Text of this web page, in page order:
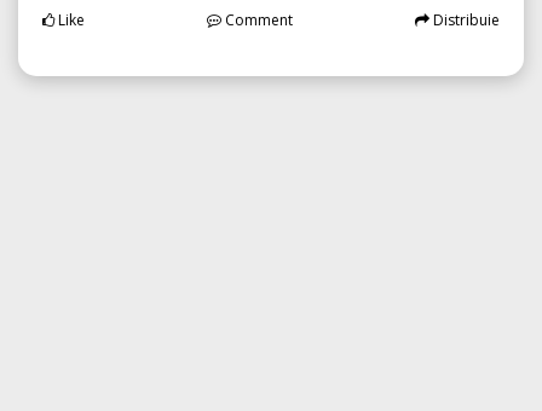
Like Comment Distribuie